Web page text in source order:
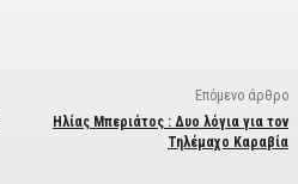
Επόμενο άρθρο
Ηλίας Μπεριάτος : Δυο λόγια για τον
Τηλέμαχο Καραβία